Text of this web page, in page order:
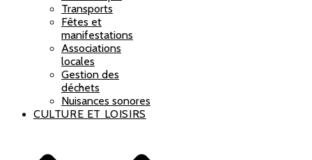
Transports
Fêtes et
manifestations
Associations
locales
Gestion des
déchets
Nuisances sonores
CULTURE ET LOISIRS